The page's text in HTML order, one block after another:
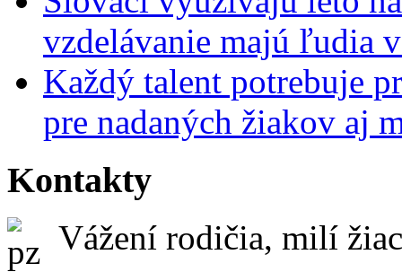
vzdelávanie majú ľudia
Každý talent potrebuje
pre nadaných žiakov aj
Kontakty
Vážení rodičia, milí